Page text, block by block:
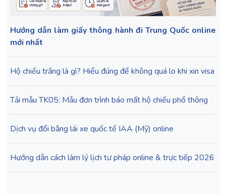
Hướng dẫn làm giấy thông hành đi Trung Quốc online
mới nhất
Hộ chiếu trắng là gì? Hiểu đúng để không quá lo khi xin visa
Tải mẫu TK05: Mẫu đơn trình báo mất hộ chiếu phổ thông
Dịch vụ đổi bằng lái xe quốc tế IAA (Mỹ) online
Hướng dẫn cách làm lý lịch tư pháp online & trực tiếp 2026